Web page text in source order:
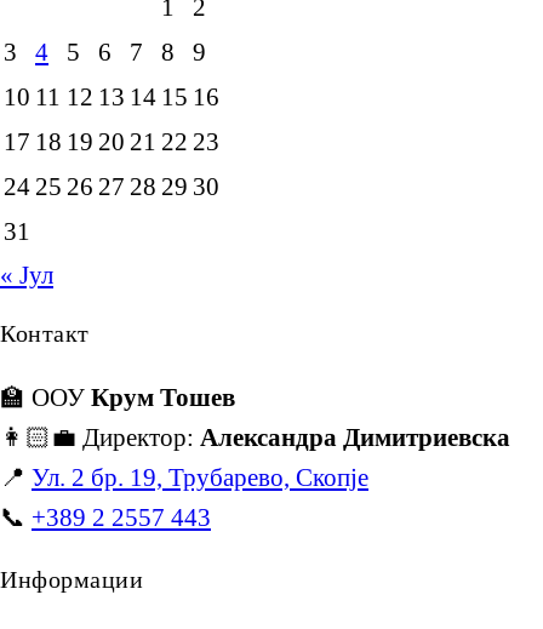
1
2
3
4 5 6 7 8
9
10 11 12 13 14 15 16
17 18 19 20 21 22 23
24 25 26 27 28 29 30
31
« Јул
Контакт
🏫 ООУ Крум Тошев
👩🏻‍💼 Директор: Александра Димитриевска
📍 Ул. 2 бр. 19, Трубарево, Скопје
📞 +389 2 2557 443
Информации